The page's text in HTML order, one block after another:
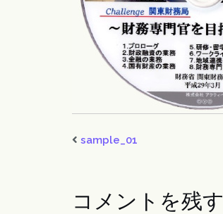
sample_01
コメントを残す